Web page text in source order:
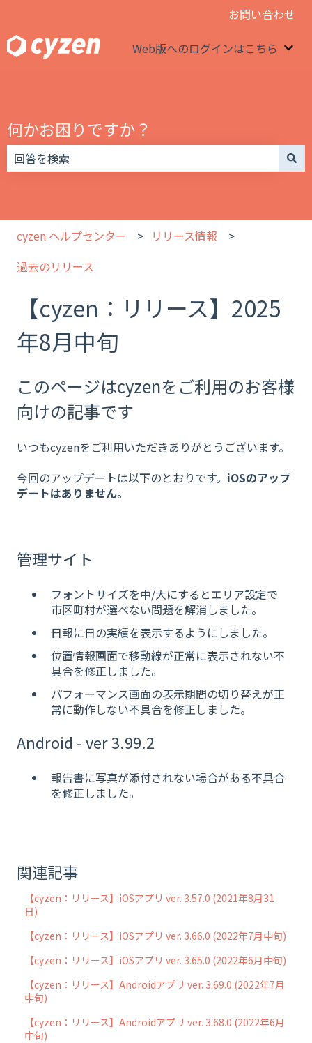
お問い合わせ
Web版へのログインはこちら
何かお困りですか？
cyzen ヘルプセンター
リリース情報
過去のリリース
【cyzen：リリース】2025
年8月中旬
このページはcyzenをご利用のお客様
向けの記事です
いつもcyzenをご利用いただきありがとうございます。
今回のアップデートは以下のとおりです。 iOSのアップ
デートはありません。
管理サイト
フォントサイズを中/大にするとエリア設定で
市区町村が選べない問題を解消しました。
日報に日の実績を表示するようにしました。
位置情報画面で移動線が正常に表示されない不
具合を修正しました。
パフォーマンス画面の表示期間の切り替えが正
常に動作しない不具合を修正しました。
Android - ver 3.99.2
報告書に写真が添付されない場合がある不具合
を修正しました。
関連記事
【cyzen：リリース】iOSアプリ ver. 3.57.0 (2021年8月31
日)
【cyzen：リリース】iOSアプリ ver. 3.66.0 (2022年7月中旬)
【cyzen：リリース】iOSアプリ ver. 3.65.0 (2022年6月中旬)
【cyzen：リリース】Androidアプリ ver. 3.69.0 (2022年7月
中旬)
【cyzen：リリース】Androidアプリ ver. 3.68.0 (2022年6月
中旬)